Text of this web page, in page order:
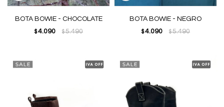
BOTA BOWIE - CHOCOLATE
$ 4.090 $5.490
BOTA BOWIE - NEGRO
$ 4.090 $5.490